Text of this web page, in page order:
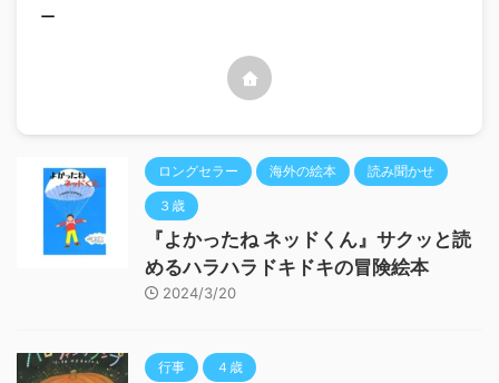
ー
ロングセラー 海外の絵本 読み聞かせ
３歳
『よかったね ネッドくん』サクッと読
めるハラハラドキドキの冒険絵本
2024/3/20
行事 ４歳